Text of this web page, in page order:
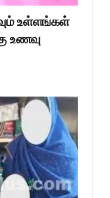
உள்ளங்கள்
உணவு